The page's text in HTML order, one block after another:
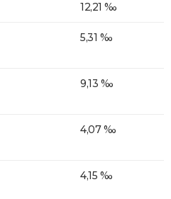
12,21 ‰
5,31 ‰
9,13 ‰
4,07 ‰
4,15 ‰